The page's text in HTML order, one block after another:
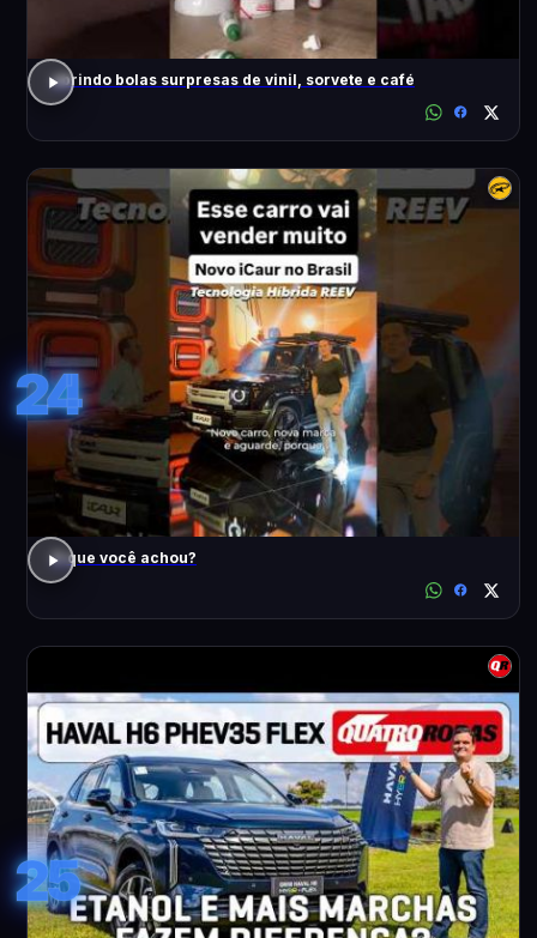
abrindo bolas surpresas de vinil, sorvete e café
24
O que você achou?
25